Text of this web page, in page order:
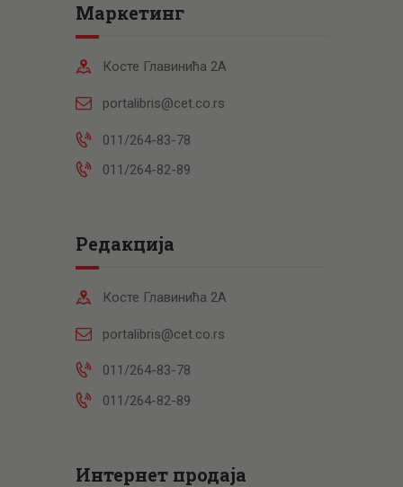
Маркетинг
Косте Главинића 2А
portalibris@cet.co.rs
011/264-83-78
011/264-82-89
Редакција
Косте Главинића 2А
portalibris@cet.co.rs
011/264-83-78
011/264-82-89
Интернет продаја